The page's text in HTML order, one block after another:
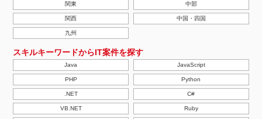
関東 中部
関西 中国・四国
九州
スキルキーワードからIT案件を探す
Java JavaScript
PHP Python
.NET C#
VB.NET Ruby